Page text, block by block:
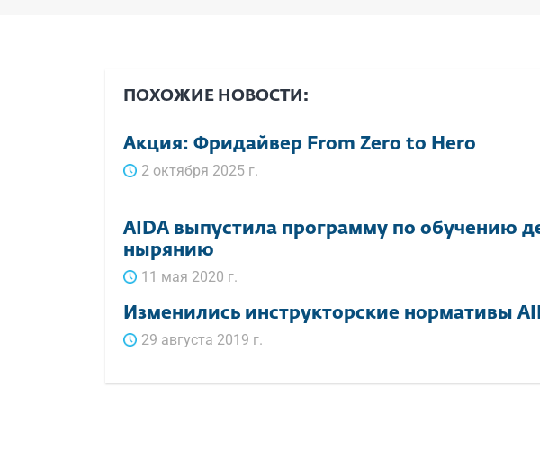
ПОХОЖИЕ НОВОСТИ:
Акция: Фридайвер From Zero to Hero
2 октября 2025 г.
AIDA выпустила программу по обучению
нырянию
11 мая 2020 г.
Изменились инструкторские нормативы
29 августа 2019 г.